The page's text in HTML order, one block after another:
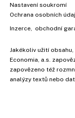
Nastavení soukromí
Ochrana osobních
Inzerce , obchodní
Jakékoliv užití
Economia, a.s.
zapovězeno též
analýzy textů nebo